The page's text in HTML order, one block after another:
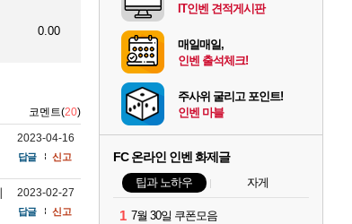
0.00
코멘트(20)
2023-04-16
답글 신고
2023-02-27
답글 신고
IT인벤 견적게시판
매일매일,
인벤 출석체크!
주사위 굴리고 포인트!
인벤 마블
FC 온라인 인벤 화제글
팁과 노하우 자게
1 7월 30일 쿠폰모음